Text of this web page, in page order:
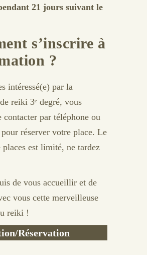
21 jours suivant le
s’inscrire à
?
intéressé(e) par la
reiki 3ᵉ degré, vous
contacter par téléphone ou
réserver votre place. Le
places est limité, ne tardez
de vous accueillir et de
vous cette merveilleuse
reiki !
Réservation